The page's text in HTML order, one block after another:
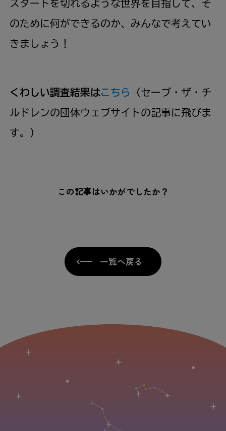
スタートを切れるような世界を目指して、そ
のために何ができるのか、みんなで考えてい
きましょう！
くわしい調査結果はこちら
（セーブ・ザ・チ
ルドレンの団体ウェブサイトの記事に飛びま
す。）
この記事はいかがでしたか？
一覧へ戻る